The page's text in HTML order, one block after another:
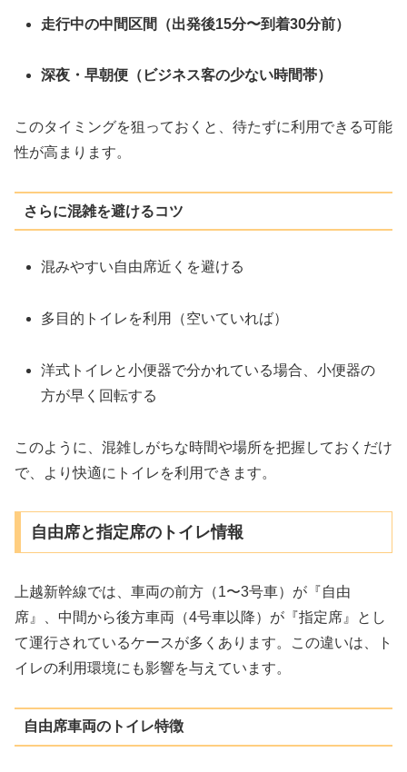
走行中の中間区間（出発後15分〜到着30分前）
深夜・早朝便（ビジネス客の少ない時間帯）
このタイミングを狙っておくと、待たずに利用できる可能
性が高まります。
さらに混雑を避けるコツ
混みやすい自由席近くを避ける
多目的トイレを利用（空いていれば）
洋式トイレと小便器で分かれている場合、小便器の
方が早く回転する
このように、混雑しがちな時間や場所を把握しておくだけ
で、より快適にトイレを利用できます。
自由席と指定席のトイレ情報
上越新幹線では、車両の前方（1〜3号車）が『自由
席』、中間から後方車両（4号車以降）が『指定席』とし
て運行されているケースが多くあります。この違いは、ト
イレの利用環境にも影響を与えています。
自由席車両のトイレ特徴